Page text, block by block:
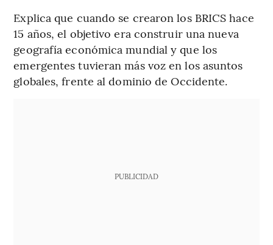
Explica que cuando se crearon los BRICS hace
15 años, el objetivo era construir una nueva
geografía económica mundial y que los
emergentes tuvieran más voz en los asuntos
globales, frente al dominio de Occidente.
PUBLICIDAD